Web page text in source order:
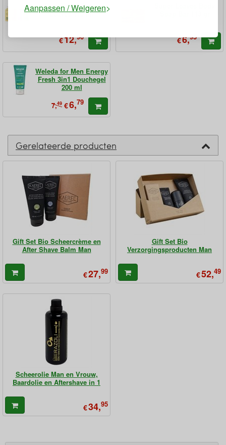
Aanpassen / Weigeren
Douchegel Super
Leaves 473 ml
€12,90 €6,95
Weleda for Men Energy
Fresh 3in1 Douchegel
200 ml
7,49 €6,79
Gerelateerde producten
Gift Set Bio Scheercrème en
After Shave Balm Man
€27,99
Gift Set Bio
Verzorgingsproducten Man
€52,49
Scheerolie Man en Vrouw,
Baardolie en Aftershave in 1
€34,95